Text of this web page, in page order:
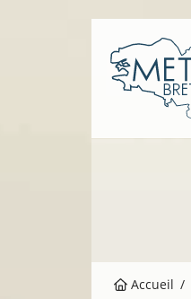
Accueil